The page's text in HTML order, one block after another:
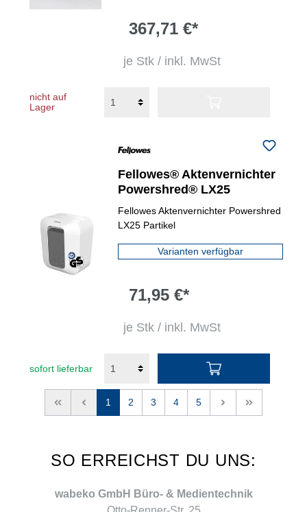
367,71 €*
je Stk / inkl. MwSt
nicht auf
Lager
Fellowes® Aktenvernichter
Powershred® LX25
Fellowes Aktenvernichter Powershred
LX25 Partikel
Varianten verfügbar
71,95 €*
je Stk / inkl. MwSt
sofort lieferbar
<< < 1 2 3 4 5 > >>
SO ERREICHST DU UNS:
wabeko GmbH Büro- & Medientechnik